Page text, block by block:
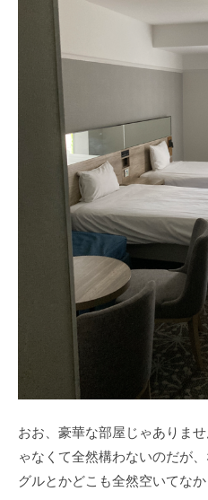
おお、豪華な部屋じゃありま
ゃなくて全然構わないのだが
グルとかどこも全然空いてなか